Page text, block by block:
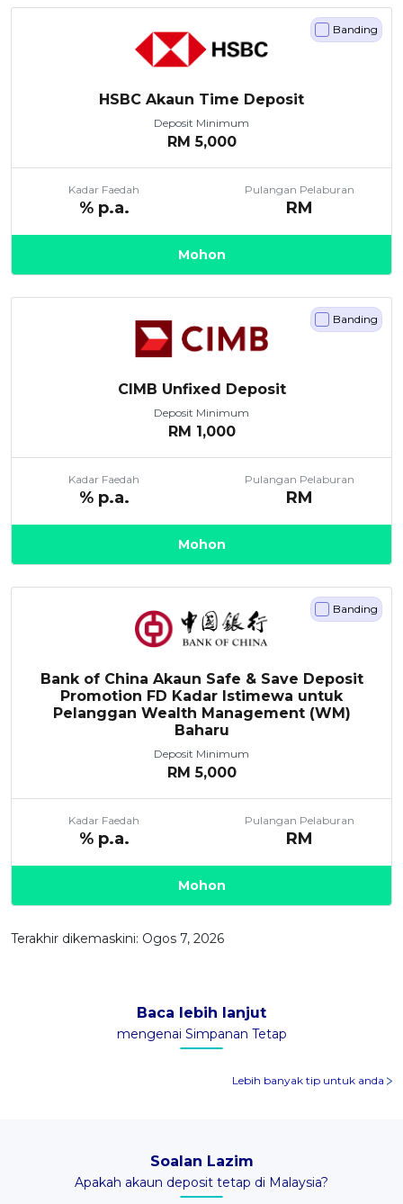
HSBC Akaun Time Deposit
Deposit Minimum
RM 5,000
Kadar Faedah
% p.a.
Pulangan Pelaburan
RM
Banding
Mohon
CIMB Unfixed Deposit
Deposit Minimum
RM 1,000
Kadar Faedah
% p.a.
Pulangan Pelaburan
RM
Banding
Mohon
Bank of China Akaun Safe & Save Deposit
Promotion FD Kadar Istimewa untuk
Pelanggan Wealth Management (WM)
Baharu
Deposit Minimum
RM 5,000
Kadar Faedah
% p.a.
Pulangan Pelaburan
RM
Banding
Mohon
Terakhir dikemaskini: Ogos 7, 2026
Baca lebih lanjut
mengenai Simpanan Tetap
Lebih banyak tip untuk anda
Soalan Lazim
Apakah akaun deposit tetap di Malaysia?